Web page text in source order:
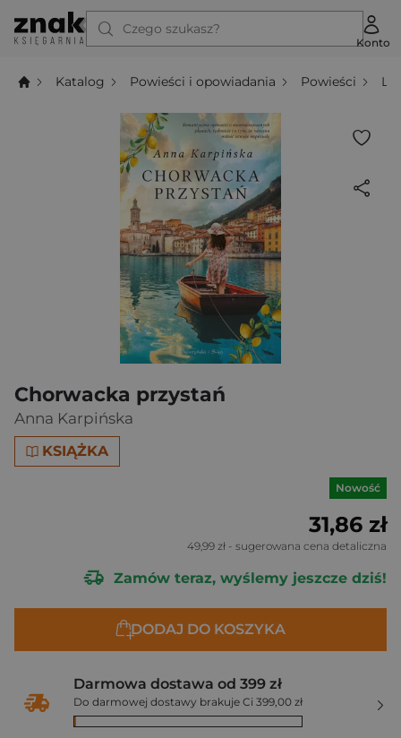
Czego szukasz?
Konto
Katalog Powieści i opowiadania Powieści
Chorwacka przystań
Anna Karpińska
KSIĄŻKA
Nowość
31,86 zł
49,99 zł - sugerowana cena detaliczna
Zamów teraz, wyślemy jeszcze dziś!
DODAJ DO KOSZYKA
Darmowa dostawa od 399 zł
Do darmowej dostawy brakuje Ci 399,00 zł